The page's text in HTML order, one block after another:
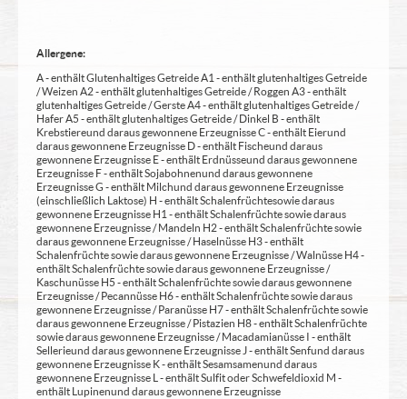
Allergene:
A - enthält Glutenhaltiges Getreide A1 - enthält glutenhaltiges Getreide
/ Weizen A2 - enthält glutenhaltiges Getreide / Roggen A3 - enthält
glutenhaltiges Getreide / Gerste A4 - enthält glutenhaltiges Getreide /
Hafer A5 - enthält glutenhaltiges Getreide / Dinkel B - enthält
Krebstiere und daraus gewonnene Erzeugnisse C - enthält Eier und
daraus gewonnene Erzeugnisse D - enthält Fische und daraus
gewonnene Erzeugnisse E - enthält Erdnüsse und daraus gewonnene
Erzeugnisse F - enthält Sojabohnen und daraus gewonnene
Erzeugnisse G - enthält Milch und daraus gewonnene Erzeugnisse
(einschließlich Laktose) H - enthält Schalenfrüchte sowie daraus
gewonnene Erzeugnisse H1 - enthält Schalenfrüchte sowie daraus
gewonnene Erzeugnisse / Mandeln H2 - enthält Schalenfrüchte sowie
daraus gewonnene Erzeugnisse / Haselnüsse H3 - enthält
Schalenfrüchte sowie daraus gewonnene Erzeugnisse / Walnüsse H4 -
enthält Schalenfrüchte sowie daraus gewonnene Erzeugnisse /
Kaschunüsse H5 - enthält Schalenfrüchte sowie daraus gewonnene
Erzeugnisse / Pecannüsse H6 - enthält Schalenfrüchte sowie daraus
gewonnene Erzeugnisse / Paranüsse H7 - enthält Schalenfrüchte sowie
daraus gewonnene Erzeugnisse / Pistazien H8 - enthält Schalenfrüchte
sowie daraus gewonnene Erzeugnisse / Macadamianüsse I - enthält
Sellerie und daraus gewonnene Erzeugnisse J - enthält Senf und daraus
gewonnene Erzeugnisse K - enthält Sesamsamen und daraus
gewonnene Erzeugnisse L - enthält Sulfit oder Schwefeldioxid M -
enthält Lupinen und daraus gewonnene Erzeugnisse